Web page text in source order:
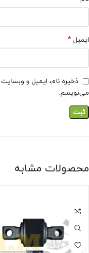
ایمیل*
ذخیره نام، ایمیل و
می‌نویسم.
محصولات مشابه